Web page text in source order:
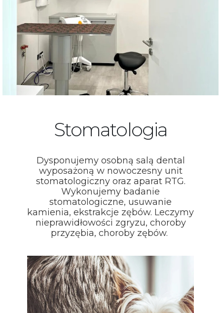
Stomatologia
Dysponujemy osobną salą dental
wyposażoną w nowoczesny unit
stomatologiczny oraz aparat RTG.
Wykonujemy badanie
stomatologiczne, usuwanie
kamienia, ekstrakcje zębów. Leczymy
nieprawidłowości zgryzu, choroby
przyzębia, choroby zębów.